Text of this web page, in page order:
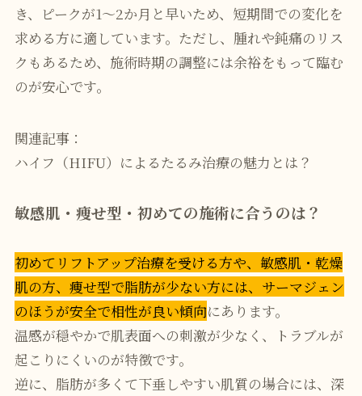
き、ピークが1〜2か月と早いため、短期間での変化を
求める方に適しています。ただし、腫れや鈍痛のリス
クもあるため、施術時期の調整には余裕をもって臨む
のが安心です。
関連記事：
ハイフ（HIFU）によるたるみ治療の魅力とは？
敏感肌・痩せ型・初めての施術に合うのは？
初めてリフトアップ治療を受ける方や、敏感肌・乾燥
肌の方、痩せ型で脂肪が少ない方には、サーマジェン
のほうが安全で相性が良い傾向にあります。
温感が穏やかで肌表面への刺激が少なく、トラブルが
起こりにくいのが特徴です。
逆に、脂肪が多くて下垂しやすい肌質の場合には、深